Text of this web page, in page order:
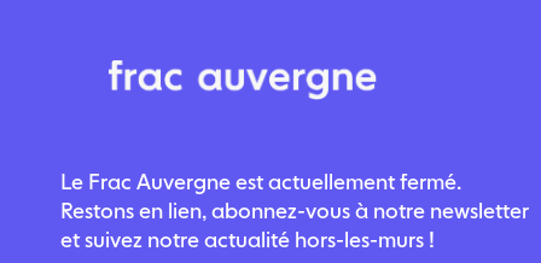
Le Frac Auvergne est actuellement fermé.
Restons en lien, abonnez-vous à notre newsletter
et suivez notre actualité hors-les-murs !